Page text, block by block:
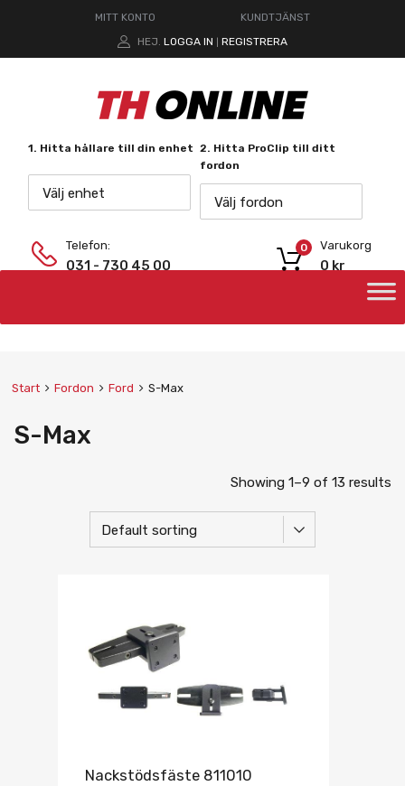
MITT KONTO
KUNDTJÄNST
HEJ. LOGGA IN REGISTRERA
1. Hitta hållare till din enhet
Välj enhet
2. Hitta ProClip till ditt
fordon
Välj fordon
Telefon:
031 - 730 45 00
Varukorg
0 kr
0
Start Fordon Ford S-Max
S-Max
Showing 1–9 of 13 results
Nackstödsfäste 811010